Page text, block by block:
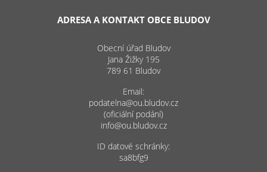
ADRESA A KONTAKT OBCE BLUDOV
Obecní úřad Bludov
Jana Žižky 195
789 61 Bludov
Email:
podatelna@ou.bludov.cz
(oficiální podání)
info@ou.bludov.cz
ID datové schránky:
sa8bfg9